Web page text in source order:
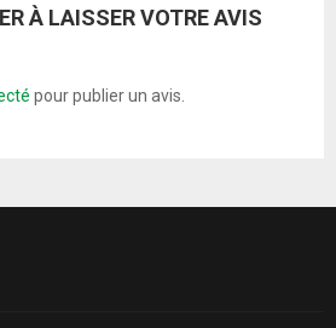
À LAISSER VOTRE AVIS
pour publier un avis.